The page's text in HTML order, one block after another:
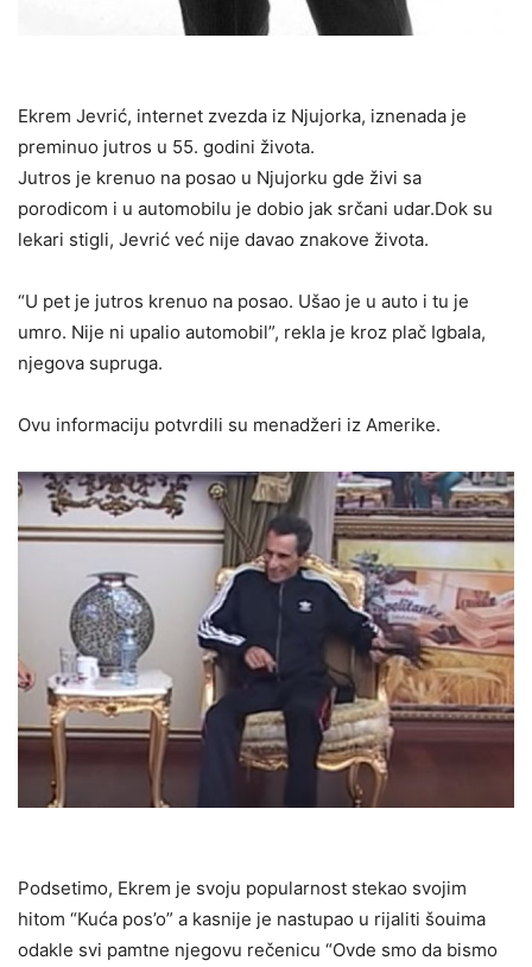
Ekrem Jevrić, internet zvezda iz Njujorka, iznenada je
preminuo jutros u 55. godini života.
Jutros je krenuo na posao u Njujorku gde živi sa
porodicom i u automobilu je dobio jak srčani udar.Dok su
lekari stigli, Jevrić već nije davao znakove života.
“U pet je jutros krenuo na posao. Ušao je u auto i tu je
umro. Nije ni upalio automobil”, rekla je kroz plač Igbala,
njegova supruga.
Ovu informaciju potvrdili su menadžeri iz Amerike.
Podsetimo, Ekrem je svoju popularnost stekao svojim
hitom “Kuća pos’o” a kasnije je nastupao u rijaliti šouima
odakle svi pamtne njegovu rečenicu “Ovde smo da bismo